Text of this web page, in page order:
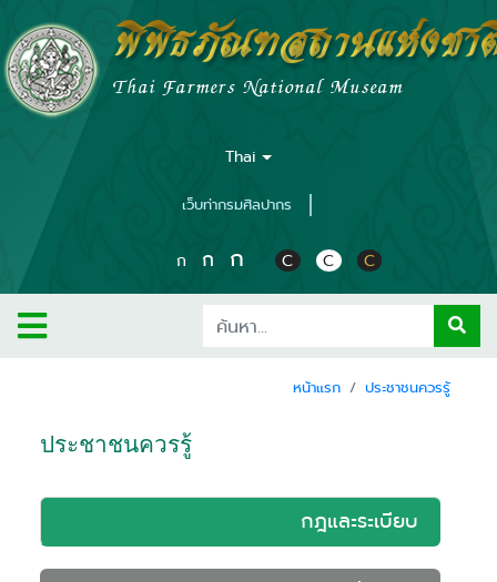
พิพิธภัณฑสถานแห่งช
Thai Farmers National Museam
Thai
เว็บท่ากรมศิลปากร
ก ก ก C C C
หน้าแรก ประชาชนควรรู้
ประชาชนควรรู้
กฎและระเบียบ